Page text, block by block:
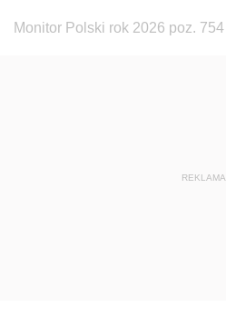
Monitor Polski rok 2026 poz. 754
REKLAMA